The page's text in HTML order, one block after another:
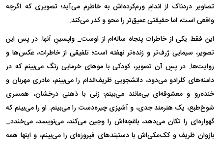
تصاویر دردناک از اندامِ ورم‌کرده‌اش به خاطرم می‌آید؛ تصویری که اگرچه
واقعی است، اما حقیقتی عمیق‌تر را محو و کدر می‌کند.
این فقط یکی از خاطرات پنجاه ساله‌ام از اوست_ واپسینِ آنها. در پس این
تصویر، سیمایی ژرف‌تر و زنده‌تر نهفته است؛ تلفیقی از خاطرات، عکس‌ها و
روایت‌ها. در پسِ آن تصویر، کودکی با مو‌های خرمایی رنگ می‌بینم که در
دامنه‌های کلرادو می‌دود، دانشجویی ظریف‌اندام را می‌بینم، مادری مهربان و
خنده‌رو و معشوقه‌ای بی‌مانند می‌بینم؛ زنی با ذهنی درخشان، همسری
شوخ‌طبع، یک هنرمند جدی، و آشپزی چیره‌دست را می‌بینم. او را می‌بینم که
گهواره‌ای را تکان می‌دهد، باغچه‌اش را وجین می‌کند، می‌نویسد، می‌خندد_
بازوان ظریف و کک‌مکی‌اش با دستبند‌های فیروزه‌ای را می‌بینم، و اینها همه